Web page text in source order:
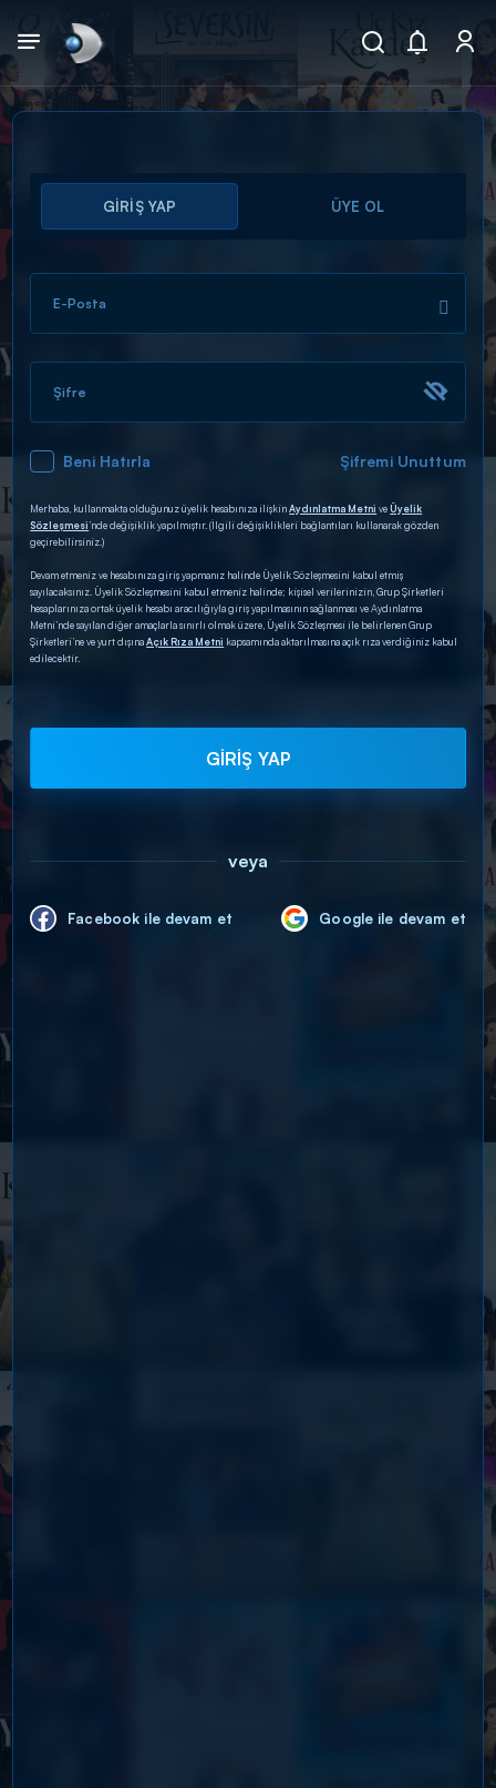
Arama
ARAMA SONUÇLARI
DİĞER SONUÇLAR
GİRİŞ YAP ÜYE OL
E-Posta
Şifre
Beni Hatırla Şifremi Unuttum
Merhaba, kullanmakta olduğunuz üyelik hesabınıza ilişkinAydınlatma Metni veÜyelik
Sözleşmesi’nde değişiklik yapılmıştır. (İlgili değişiklikleri bağlantıları kullanarak gözden
geçirebilirsiniz.)
Devam etmeniz ve hesabınıza giriş yapmanız halinde Üyelik Sözleşmesini kabul etmiş
sayılacaksınız. Üyelik Sözleşmesini kabul etmeniz halinde; kişisel verilerinizin, Grup Şirketleri
hesaplarınıza ortak üyelik hesabı aracılığıyla giriş yapılmasının sağlanması ve Aydınlatma
Metni’nde sayılan diğer amaçlarla sınırlı olmak üzere, Üyelik Sözleşmesi ile belirlenen Grup
Şirketleri’ne ve yurt dışınaAçık Rıza Metni kapsamında aktarılmasına açık rıza verdiğiniz kabul
edilecektir.
GİRİŞ YAP
veya
Facebook ile devam et Google ile devam et